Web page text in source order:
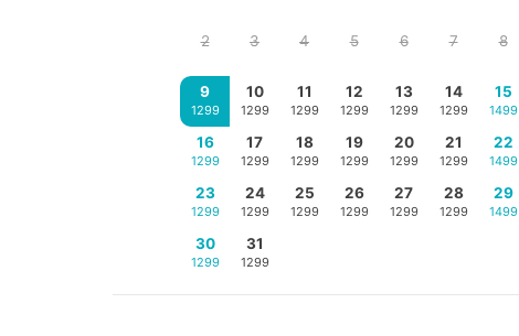
2 3 4 5 6 7 8
9
1299
10
1299
11
1299
12
1299
13
1299
14
1299
15
1499
16
1299
17
1299
18
1299
19
1299
20
1299
21
1299
22
1499
23
1299
24
1299
25
1299
26
1299
27
1299
28
1299
29
1499
30
1299
31
1299